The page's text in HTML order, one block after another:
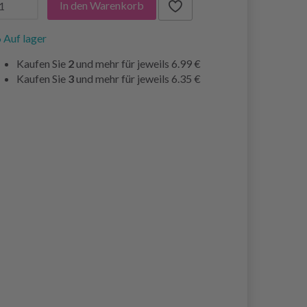
In den Warenkorb
Auf lager
Kaufen Sie 2und mehr für jeweils 6.99 €
Kaufen Sie 3und mehr für jeweils 6.35 €